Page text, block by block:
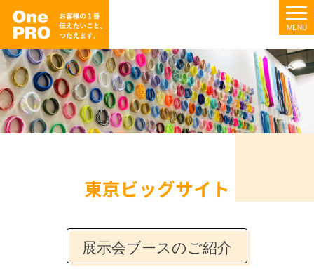
東京ビッグサイト
展示会ブースのご紹介